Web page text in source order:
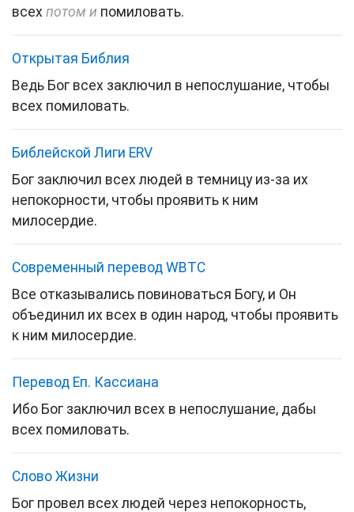
всех потом и помиловать.
Открытая Библия
Ведь Бог всех заключил в непослушание, чтобы
всех помиловать.
Библейской Лиги ERV
Бог заключил всех людей в темницу из-за их
непокорности, чтобы проявить к ним
милосердие.
Cовременный перевод WBTC
Все отказывались повиноваться Богу, и Он
объединил их всех в один народ, чтобы проявить
к ним милосердие.
Перевод Еп. Кассиана
Ибо Бог заключил всех в непослушание, дабы
всех помиловать.
Слово Жизни
Бог провел всех людей через непокорность,